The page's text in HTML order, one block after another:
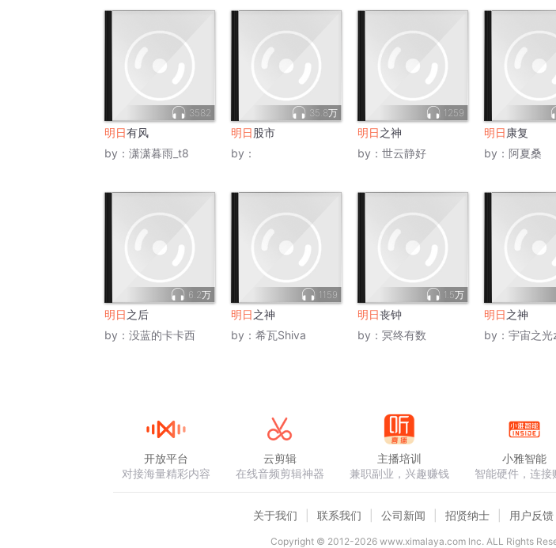
3582
明日有风
by： 潇潇暮雨_t8
35.8万
明日股市
by：
1259
明日之神
by： 世云静好
明日 康复
by： 阿夏桑
6.2万
明日之后
by： 没蓝的卡卡西
1159
明日之神
by： 希瓦Shiva
1.5万
明日丧钟
by： 冥终有数
明日之神
by： 宇宙之光
开放平台
对接海量精彩内容
云剪辑
在线音频剪辑神器
主播培训
兼职副业，兴趣赚钱
小雅智能
智能硬件，连接
关于我们 联系我们 公司新闻 招贤纳士 用户反馈
Copyright © 2012-2026www.ximalaya.com lnc. ALL Rights